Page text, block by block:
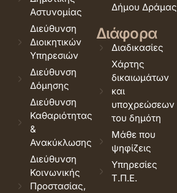
Αστυνομίας
Διεύθυνση
Διοικητικών
Υπηρεσιών
Διεύθυνση
Δόμησης
Διεύθυνση
Καθαριότητας
&
Ανακύκλωσης
Διεύθυνση
Κοινωνικής
Προστασίας,
Δήμου Δράμας
Διάφορα
Διαδικασίες
Χάρτης
δικαιωμάτων
και
υποχρεώσεων
του δημότη
Μάθε που
ψηφίζεις
Υπηρεσίες
Τ.Π.Ε.